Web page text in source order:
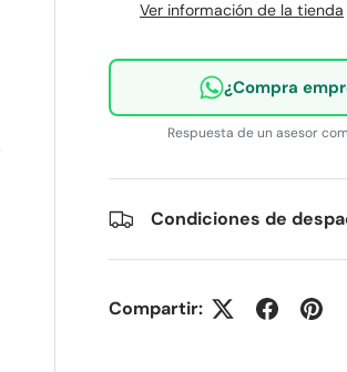
Ver información de la tienda
¿Compra
Respuesta de un asesor
Condiciones de
Compartir: